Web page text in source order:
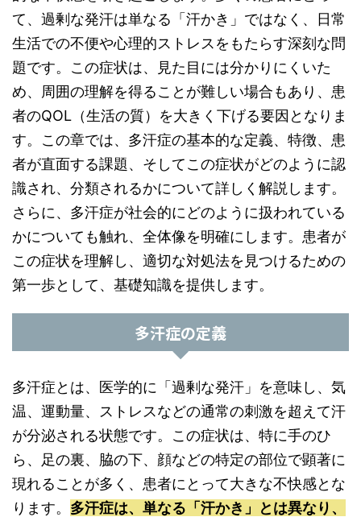
て、過剰な発汗は単なる「汗かき」ではなく、日常
生活での不便や心理的ストレスをもたらす深刻な問
題です。この症状は、見た目には分かりにくいた
め、周囲の理解を得ることが難しい場合もあり、患
者のQOL（生活の質）を大きく下げる要因となりま
す。この章では、多汗症の基本的な定義、特徴、患
者が直面する課題、そしてこの症状がどのように認
識され、分類されるかについて詳しく解説します。
さらに、多汗症が社会的にどのように扱われている
かについても触れ、全体像を明確にします。患者が
この症状を理解し、適切な対処法を見つけるための
第一歩として、基礎知識を提供します。
多汗症の定義
多汗症とは、医学的に「過剰な発汗」を意味し、気
温、運動量、ストレスなどの通常の刺激を超えて汗
が分泌される状態です。この症状は、特に手のひ
ら、足の裏、脇の下、顔などの特定の部位で顕著に
現れることが多く、患者にとって大きな不快感とな
ります。 多汗症は、単なる「汗かき」とは異なり、